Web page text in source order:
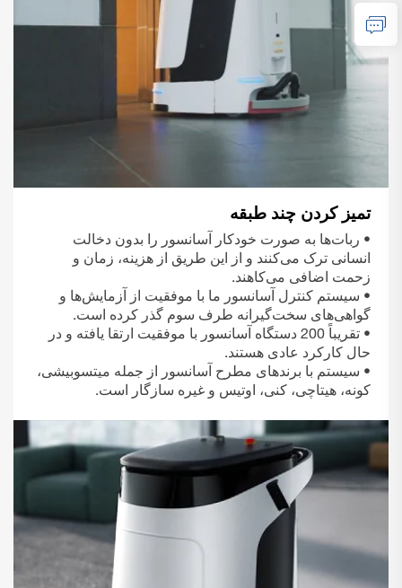
تمیز کردن چند طبقه
• ربات‌ها به صورت خودکار آسانسور را بدون دخالت
انسانی ترک می‌کنند و از این طریق از هزینه، زمان و
زحمت اضافی می‌کاهند.
• سیستم کنترل آسانسور ما با موفقیت از آزمایش‌ها و
گواهی‌های سخت‌گیرانه طرف سوم گذر کرده است.
• تقریباً 200 دستگاه آسانسور با موفقیت ارتقا یافته و در
حال کارکرد عادی هستند.
• سیستم با برندهای مطرح آسانسور از جمله میتسوبیشی،
کونه، هیتاچی، کنی، اوتیس و غیره سازگار است.